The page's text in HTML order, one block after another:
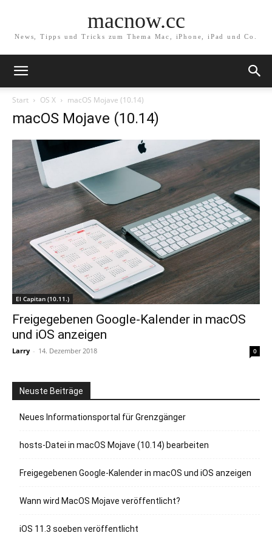
macnow.cc
News, Tipps und Tricks zum Thema Mac, iPhone, iPad und Co.
Start OS X macOS Mojave (10.14)
macOS Mojave (10.14)
El Capitan (10.11.)
Freigegebenen Google-Kalender in macOS
und iOS anzeigen
Larry - 14. Dezember 2018 0
Neuste Beiträge
Neues Informationsportal für Grenzgänger
hosts-Datei in macOS Mojave (10.14) bearbeiten
Freigegebenen Google-Kalender in macOS und iOS anzeigen
Wann wird MacOS Mojave veröffentlicht?
iOS 11.3 soeben veröffentlicht